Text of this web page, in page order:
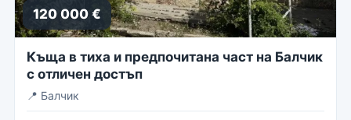
120 000 €
Къща в тиха и предпочитана част на Балчик
с отличен достъп
📍 Балчик